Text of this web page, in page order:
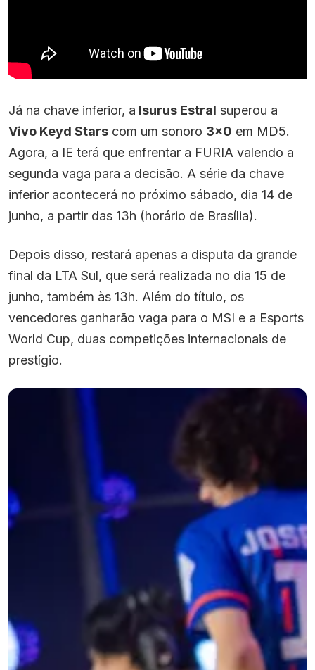
Já na chave inferior, a Isurus Estral superou a
Vivo Keyd Stars com um sonoro 3×0 em MD5.
Agora, a IE terá que enfrentar a FURIA valendo a
segunda vaga para a decisão. A série da chave
inferior acontecerá no próximo sábado, dia 14 de
junho, a partir das 13h (horário de Brasília).
Depois disso, restará apenas a disputa da grande
final da LTA Sul, que será realizada no dia 15 de
junho, também às 13h. Além do título, os
vencedores ganharão vaga para o MSI e a Esports
World Cup, duas competições internacionais de
prestígio.